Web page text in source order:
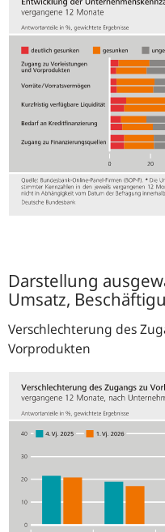
Darstellung
Umsatz,
Verschlechterung des
Vorprodukten